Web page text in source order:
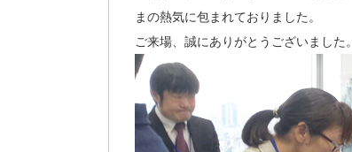
まの熱気に包まれておりました。
ご来場、誠にありがとうございました。